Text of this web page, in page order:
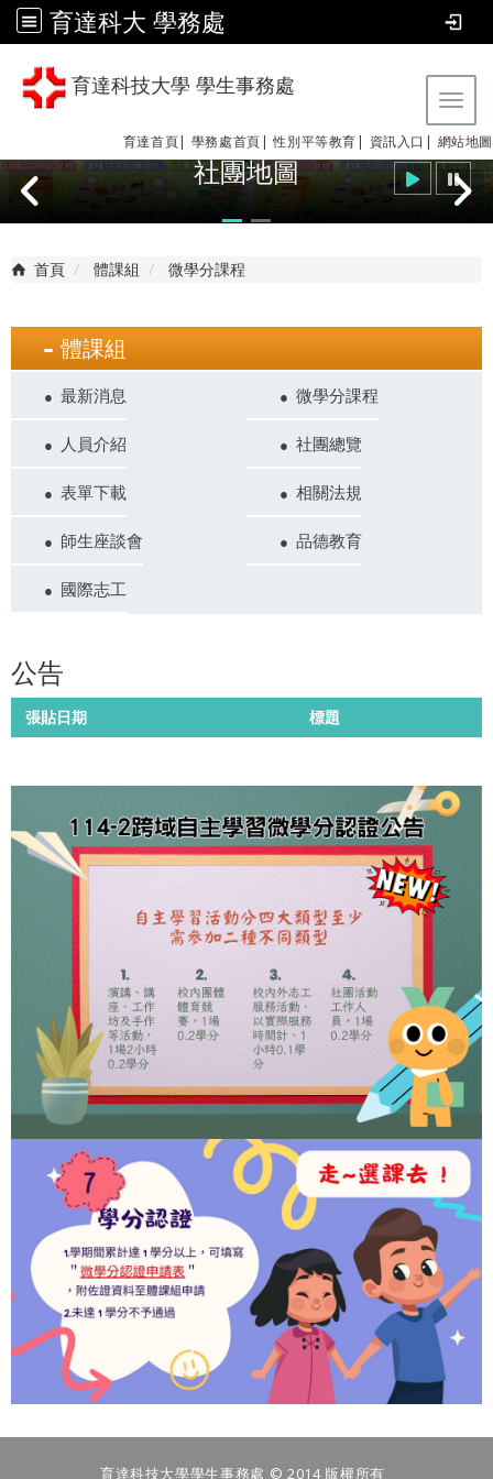
育達科大 學務處
育達科技大學 學生事務處
育達首頁| 學務處首頁| 性別平等教育 | 資訊入口| 網站地圖
社團地圖
首頁 體課組 微學分課程
體課組
最新消息 微學分課程
人員介紹 社團總覽
表單下載 相關法規
師生座談會 品德教育
國際志工
公告
張貼日期 標題
育達科技大學學生事務處 © 2014 版權所有